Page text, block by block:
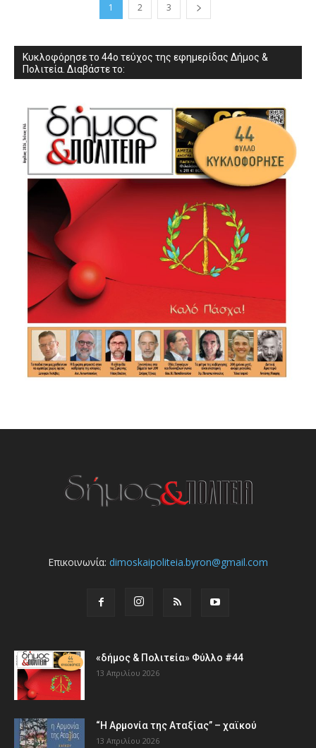
1 2 3
Κυκλοφόρησε το 44ο τεύχος της εφημερίδας Δήμος &
Πολιτεία. Διαβάστε το:
Επικοινωνία: dimoskaipoliteia.byron@gmail.com
«δήμος & Πολιτεία» Φύλλο #44
13 Απριλίου 2026
“Η Αρμονία της Αταξίας” – χαϊκού
13 Απριλίου 2026